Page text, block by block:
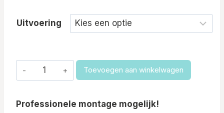
Uitvoering
BEAUT
AGM
aantal
Toevoegen aan winkelwagen
Professionele montage mogelijk!